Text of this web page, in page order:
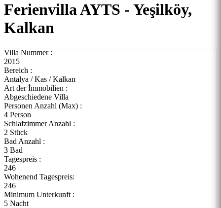
Ferienvilla AYTS - Yeşilköy,
Kalkan
Villa Nummer :
2015
Bereich :
Antalya / Kas / Kalkan
Art der İmmobilien :
Abgeschiedene Villa
Personen Anzahl (Max) :
4 Person
Schlafzimmer Anzahl :
2 Stück
Bad Anzahl :
3 Bad
Tagespreis :
246
Wohenend Tagespreis:
246
Minimum Unterkunft :
5 Nacht